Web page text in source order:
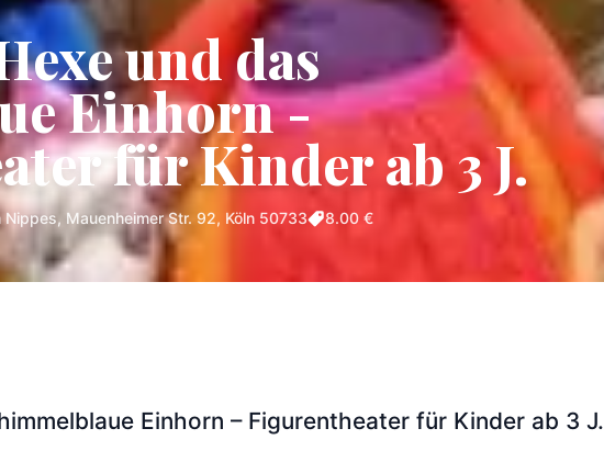
und das
Einhorn -
für Kinder ab 3 J.
Mauenheimer Str. 92, Köln 50733 8.00 €
Einhorn – Figurentheater für Kinder ab 3 J.